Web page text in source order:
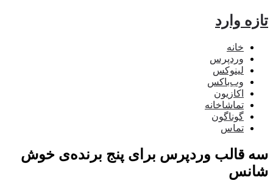
وارد
خانه
وردپرس
لینوکس
وب‌باکس
اکازیون
تماشاخانه
گوناگون
تماس
قالب وردپرس برای پنج برنده‌ی خوش‌